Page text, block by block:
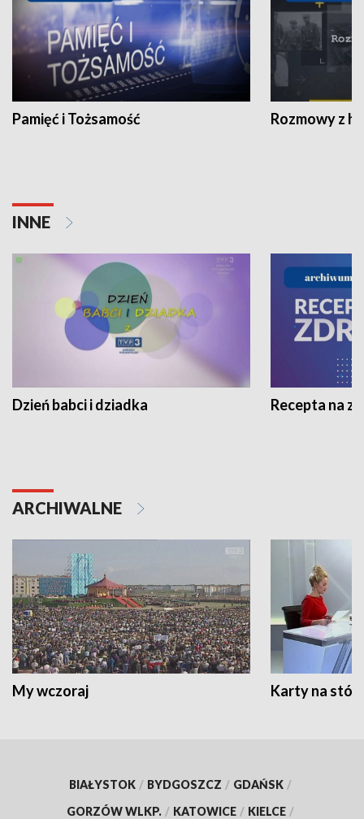
Pamięć i Tożsamość Rozmowy z
INNE
Dzień babci i dziadka Recepta na
ARCHIWALNE
My wczoraj Karty na
BIAŁYSTOK / BYDGOSZCZ / GDAŃSK /
GORZÓW WLKP. / KATOWICE / KIELCE /